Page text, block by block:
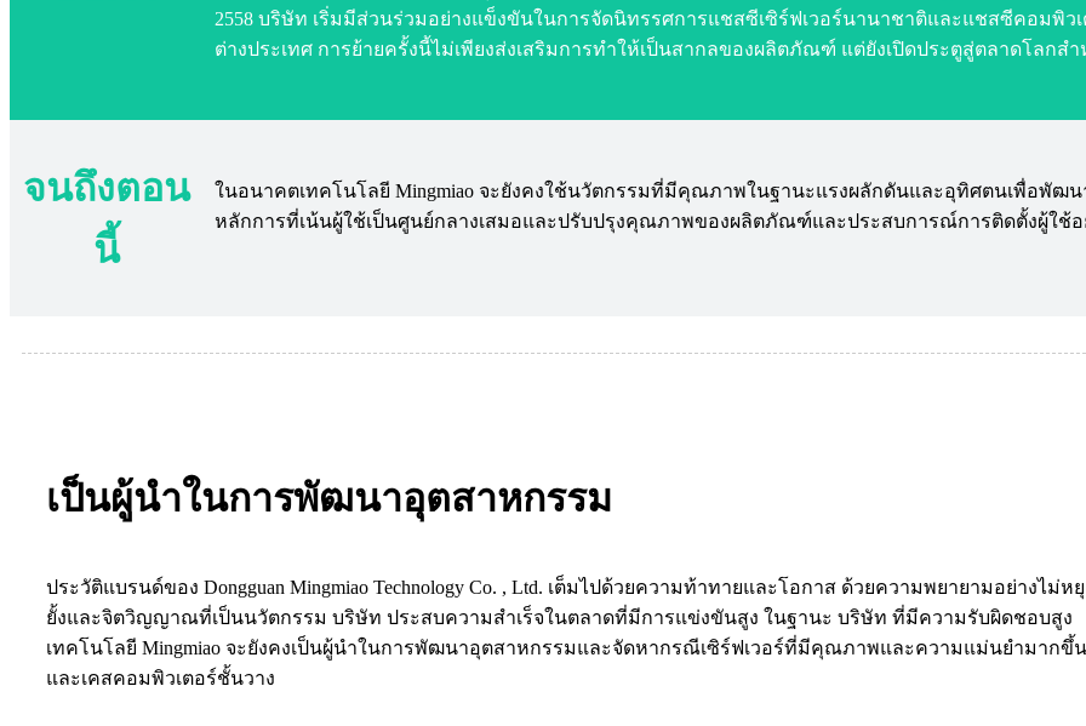
2558 บริษัท เริ่มมีส่วนร่วมอย่างแข็งขันในการจัดนิทรรศการแชสซีเซิร์ฟเวอร์นานาชาติและแชสซีคอมพิ
ต่างประเทศ การย้ายครั้งนี้ไม่เพียงส่งเสริมการทำให้เป็นสากลของผลิตภัณฑ์ แต่ยังเปิดประตูสู่ตลาดโลกสำ
จนถึงตอน
นี้
ในอนาคตเทคโนโลยี Mingmiao จะยังคงใช้นวัตกรรมที่มีคุณภาพในฐานะแรงผลักดันและอุทิศตนเพื่อพั
หลักการที่เน้นผู้ใช้เป็นศูนย์กลางเสมอและปรับปรุงคุณภาพของผลิตภัณฑ์และประสบการณ์การติดตั้งผู้ใช้อ
เป็นผู้นำในการพัฒนาอุตสาหกรรม
ประวัติแบรนด์ของ Dongguan Mingmiao Technology Co. , Ltd. เต็มไปด้วยความท้าทายและโอกาส ด้วยความพยายามอย่างไม่ห
ยั้งและจิตวิญญาณที่เป็นนวัตกรรม บริษัท ประสบความสำเร็จในตลาดที่มีการแข่งขันสูง ในฐานะ บริษัท ที่มีความรับผิดชอบสูง
เทคโนโลยี Mingmiao จะยังคงเป็นผู้นำในการพัฒนาอุตสาหกรรมและจัดหากรณีเซิร์ฟเวอร์ที่มีคุณภาพและความแม่นยำมากขึ้น
และเคสคอมพิวเตอร์ชั้นวาง